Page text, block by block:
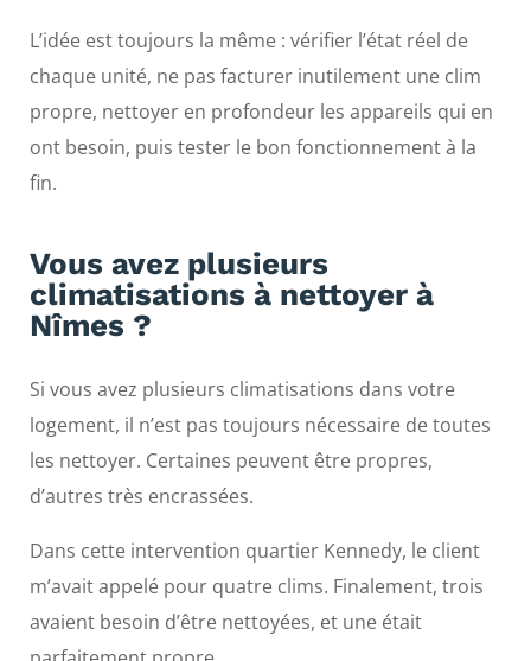
L’idée est toujours la même : vérifier l’état réel de
chaque unité, ne pas facturer inutilement une clim
propre, nettoyer en profondeur les appareils qui en
ont besoin, puis tester le bon fonctionnement à la
fin.
Vous avez plusieurs
climatisations à nettoyer à
Nîmes ?
Si vous avez plusieurs climatisations dans votre
logement, il n’est pas toujours nécessaire de toutes
les nettoyer. Certaines peuvent être propres,
d’autres très encrassées.
Dans cette intervention quartier Kennedy, le client
m’avait appelé pour quatre clims. Finalement, trois
avaient besoin d’être nettoyées, et une était